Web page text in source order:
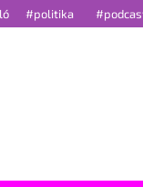
#politika